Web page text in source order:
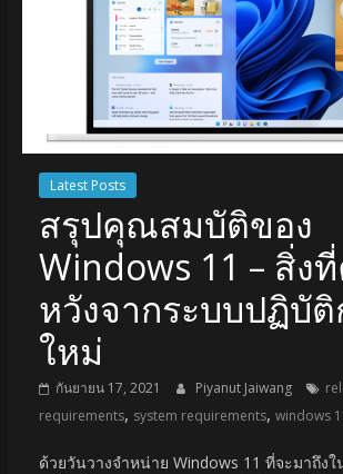
Latest Posts
สรุปคุณสมบัติของ
Windows 11 – สิ่ง
หวังจากระบบปฏิบัติ
ใหม่
กันยายน 17, 2021 Piyanut Jaiwang
requirements, system requirements, windows
ด้วยวันวางจำหน่าย Windows 11 ที่จะมาถึง